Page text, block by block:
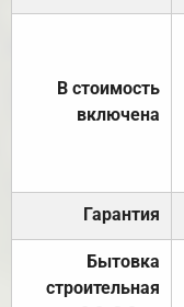
В стоимость
включена
Гарантия
Бытовка
строительная